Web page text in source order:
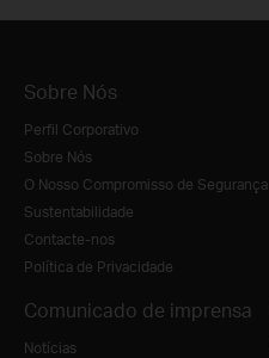
Sobre Nós
Perfil Corporativo
Sobre Nós
O Nosso Compromisso de Segurança
Sustentabilidade
Contacte-nos
Política de Privacidade
Comunicado de imprensa
Notícias